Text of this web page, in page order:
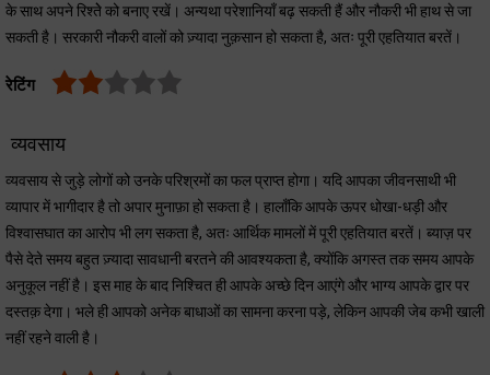
के साथ अपने रिश्तेे को बनाए रखें। अन्यथा परेशानियाँ बढ़ सकती हैं और नौकरी भी हाथ से जा
सकती है। सरकारी नौकरी वालों को ज़्यादा नुक़सान हो सकता है, अतः पूरी एहतियात बरतें।
रेटिंग
व्यवसाय
व्यवसाय से जुड़े लोगों को उनके परिश्रमों का फल प्राप्त होगा। यदि आपका जीवनसाथी भी
व्यापार में भागीदार है तो अपार मुनाफ़ा हो सकता है। हालाँकि आपके ऊपर धोखा-धड़ी और
विश्वासघात का आरोप भी लग सकता है, अतः आर्थिक मामलों में पूरी एहतियात बरतें। ब्याज़ पर
पैसे देते समय बहुत ज़्यादा सावधानी बरतने की आवश्यकता है, क्योंकि अगस्त तक समय आपके
अनुकूल नहीं है। इस माह के बाद निश्चित ही आपके अच्छे दिन आएंगे और भाग्य आपके द्वार पर
दस्तक़ देगा। भले ही आपको अनेक बाधाओं का सामना करना पड़े, लेकिन आपकी जेब कभी खाली
नहीं रहने वाली है।